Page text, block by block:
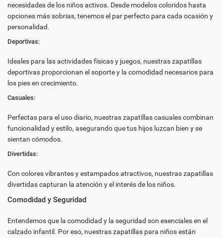
necesidades de los niños activos. Desde modelos coloridos hasta
opciones más sobrias, tenemos el par perfecto para cada ocasión y
personalidad.
Deportivas:
Ideales para las actividades físicas y juegos, nuestras zapatillas
deportivas proporcionan el soporte y la comodidad necesarios para
los pies en crecimiento.
Casuales:
Perfectas para el uso diario, nuestras zapatillas casuales combinan
funcionalidad y estilo, asegurando que tus hijos luzcan bien y se
sientan cómodos.
Divertidas:
Con colores vibrantes y estampados atractivos, nuestras zapatillas
divertidas capturan la atención y el interés de los niños.
Comodidad y Seguridad
Entendemos que la comodidad y la seguridad son esenciales en el
calzado infantil. Por eso, nuestras zapatillas para niños están